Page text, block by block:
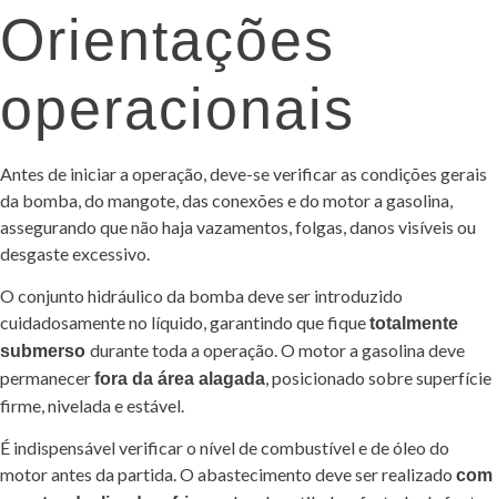
Orientações
operacionais
Antes de iniciar a operação, deve-se verificar as condições gerais
da bomba, do mangote, das conexões e do motor a gasolina,
assegurando que não haja vazamentos, folgas, danos visíveis ou
desgaste excessivo.
O conjunto hidráulico da bomba deve ser introduzido
cuidadosamente no líquido, garantindo que fiquetotalmente
submerso durante toda a operação. O motor a gasolina deve
permanecerfora da área alagada, posicionado sobre superfície
firme, nivelada e estável.
É indispensável verificar o nível de combustível e de óleo do
motor antes da partida. O abastecimento deve ser realizado com